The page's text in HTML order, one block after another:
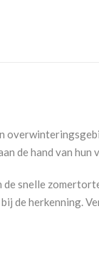
de hand van hun
snelle
de herkenning.